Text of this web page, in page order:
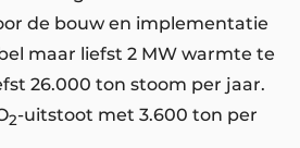
de bouw en implementatie
maar liefst 2 MW warmte te
26.000 ton stoom per jaar.
2-uitstoot met 3.600 ton per